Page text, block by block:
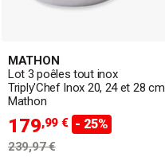
MATHON
Lot 3 poêles tout inox
Triply'Chef Inox 20, 24 et 28 cm
Mathon
179,99 € - 25%
239,97 €